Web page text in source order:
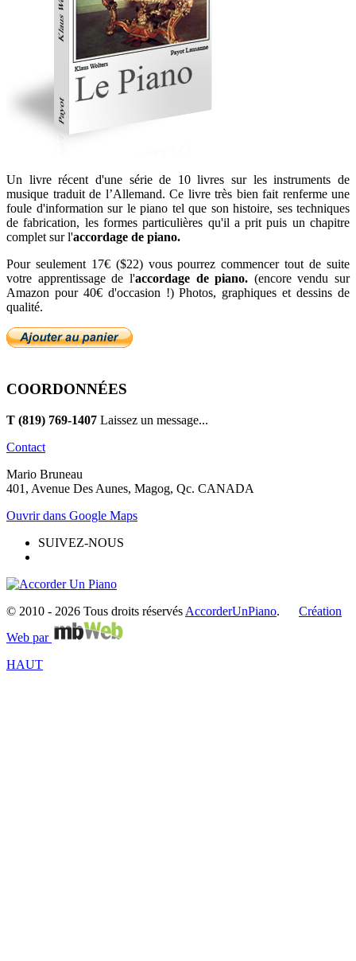
Un livre récent d'une série de 10 livres sur les instruments de
musique traduit de l’Allemand. Ce livre très bien fait renferme une
foule d'information sur le piano tel que son histoire, ses techniques
de fabrication, les formes particulières qu'il a prit puis un chapitre
complet sur l'accordage de piano.
Pour seulement 17€ ($22) vous pourrez commencer tout de suite
votre apprentissage de l'accordage de piano. (encore vendu sur
Amazon pour 40€ d'occasion !) Photos, graphiques et dessins de
qualité.
COORDONNÉES
T (819) 769-1407 Laissez un message...
Contact
Mario Bruneau
401, Avenue Des Aunes, Magog, Qc. CANADA
Ouvrir dans Google Maps
SUIVEZ-NOUS
© 2010 - 2026 Tous droits réservés AccorderUnPiano. Création
Web par
HAUT